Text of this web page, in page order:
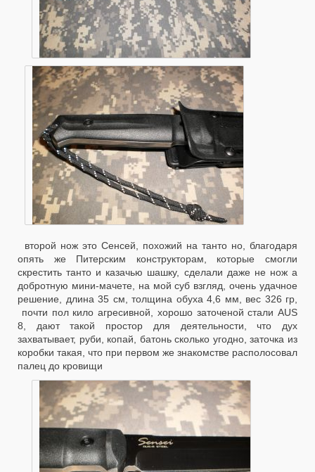
второй нож это Сенсей, похожий на танто но, благодаря
опять же Питерским конструкторам, которые смогли
скрестить танто и казачью шашку, сделали даже не нож а
добротную мини-мачете, на мой суб взгляд, очень удачное
решение, длина 35 см, толщина обуха 4,6 мм, вес 326 гр,
почти пол кило агресивной, хорошо заточеной стали AUS
8, дают такой простор для деятельности, что дух
захватывает, руби, копай, батонь сколько угодно, заточка из
коробки такая, что при первом же знакомстве располосовал
палец до кровищи